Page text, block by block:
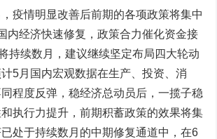
疫情明显改善后前期的各项政策将集中
内经济快速修复，政策合力催化资金接
持续数月，建议继续坚定布局四大轮动
5月国内宏观数据在生产、投资、消
程度反弹，稳经济总动员后，一揽子稳
执行力提升，前期积蓄政策的效果将集
处于持续数月的中期修复通道中，在6